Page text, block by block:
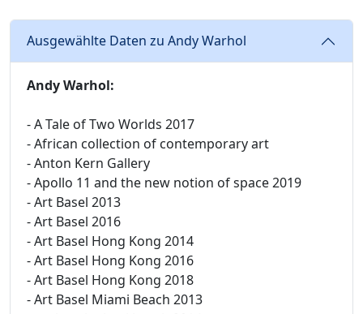
Ausgewählte Daten zu Andy Warhol
Andy Warhol:
- A Tale of Two Worlds 2017
- African collection of contemporary art
- Anton Kern Gallery
- Apollo 11 and the new notion of space 2019
- Art Basel 2013
- Art Basel 2016
- Art Basel Hong Kong 2014
- Art Basel Hong Kong 2016
- Art Basel Hong Kong 2018
- Art Basel Miami Beach 2013